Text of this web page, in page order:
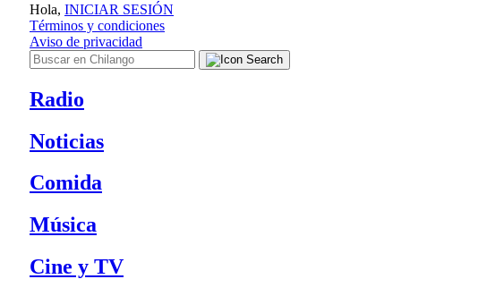
Hola, INICIAR SESIÓN
Términos y condiciones
Aviso de privacidad
Radio
Noticias
Comida
Música
Cine y TV